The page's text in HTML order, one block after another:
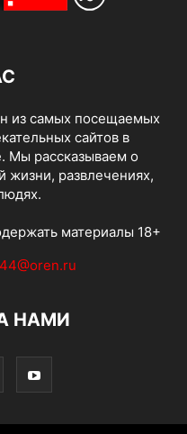
из самых посещаемых
сайтов в
Мы рассказываем о
жизни, развлечениях,
материалы 18+
НАМИ